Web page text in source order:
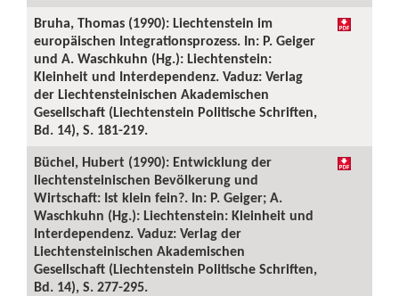
Bruha, Thomas (1990): Liechtenstein im
europäischen Integrationsprozess. In: P. Geiger
und A. Waschkuhn (Hg.): Liechtenstein:
Kleinheit und Interdependenz. Vaduz: Verlag
der Liechtensteinischen Akademischen
Gesellschaft (Liechtenstein Politische Schriften,
Bd. 14), S. 181-219.
Büchel, Hubert (1990): Entwicklung der
liechtensteinischen Bevölkerung und
Wirtschaft: Ist klein fein?. In: P. Geiger; A.
Waschkuhn (Hg.): Liechtenstein: Kleinheit und
Interdependenz. Vaduz: Verlag der
Liechtensteinischen Akademischen
Gesellschaft (Liechtenstein Politische Schriften,
Bd. 14), S. 277-295.